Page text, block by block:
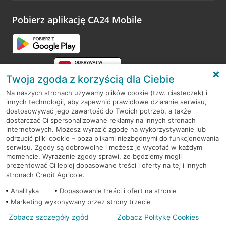
opinie.
Pobierz aplikację CA24 Mobile
RODO
Regulamin serwisu
Mapa serwisu
PolitykaCookies
© 2026 Credit Agricole Bank Polska S.A. Wszelkie prawa zastrzeżone
Twoja zgoda z korzyścią dla Ciebie
Na naszych stronach używamy plików cookie (tzw. ciasteczek) i
innych technologii, aby zapewnić prawidłowe działanie serwisu,
dostosowywać jego zawartość do Twoich potrzeb, a także
dostarczać Ci spersonalizowane reklamy na innych stronach
internetowych. Możesz wyrazić zgodę na wykorzystywanie lub
odrzucić pliki cookie – poza plikami niezbędnymi do funkcjonowania
serwisu. Zgody są dobrowolne i możesz je wycofać w każdym
momencie. Wyrażenie zgody sprawi, że będziemy mogli
prezentować Ci lepiej dopasowane treści i oferty na tej i innych
stronach Credit Agricole.
Analityka
Dopasowanie treści i ofert na stronie
Marketing wykonywany przez strony trzecie
Zobacz szczegóły zgód Zobacz Politykę Cookies